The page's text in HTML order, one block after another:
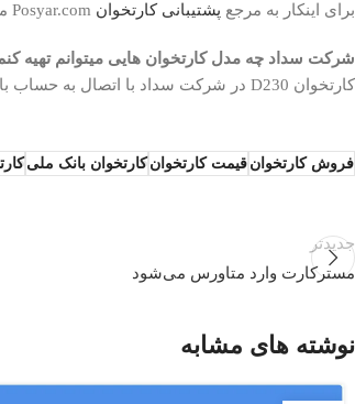
برای اینکار به مرجع پشتیبانی کارتخوان
شرکت سداد چه مدل کارتخوان هایی میتوانم تهیه
کارتخوان D230 در شرکت سداد با اتصال به حساب بانک ملی قابل فعالسازی است.
فروش کارتخوان قیمت کارتخوان کارتخوان بانک ملی
جدیدتر
مسترکارت وارد متاورس می‌شود
نوشته های مشابه